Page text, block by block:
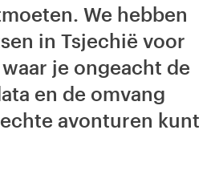
We hebben
in Tsjechië voor
je ongeacht de
en de omvang
avonturen kunt